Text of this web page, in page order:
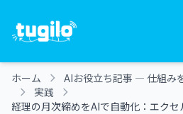
ホーム
AIお役立ち記事 ― 仕組み
実践
経理の月次締めをAIで自動化：エクセ